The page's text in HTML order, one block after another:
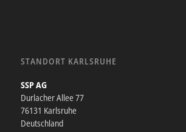
STANDORT KARLSRUHE
SSP AG
Durlacher Allee 77
76131 Karlsruhe
Deutschland